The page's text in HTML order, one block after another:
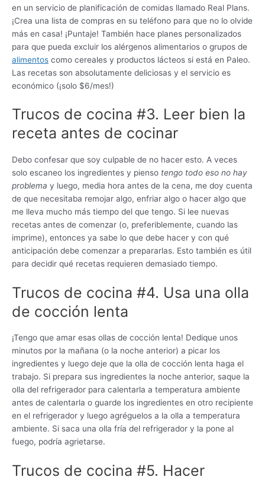
en un servicio de planificación de comidas llamado Real Plans.
¡Crea una lista de compras en su teléfono para que no lo olvide
más en casa! ¡Puntaje! También hace planes personalizados
para que pueda excluir los alérgenos alimentarios o grupos de
alimentos como cereales y productos lácteos si está en Paleo.
Las recetas son absolutamente deliciosas y el servicio es
económico (¡solo $6/mes!)
Trucos de cocina #3. Leer bien la
receta antes de cocinar
Debo confesar que soy culpable de no hacer esto. A veces
solo escaneo los ingredientes y pienso tengo todo eso no hay
problema y luego, media hora antes de la cena, me doy cuenta
de que necesitaba remojar algo, enfriar algo o hacer algo que
me lleva mucho más tiempo del que tengo. Si lee nuevas
recetas antes de comenzar (o, preferiblemente, cuando las
imprime), entonces ya sabe lo que debe hacer y con qué
anticipación debe comenzar a prepararlas. Esto también es útil
para decidir qué recetas requieren demasiado tiempo.
Trucos de cocina #4. Usa una olla
de cocción lenta
¡Tengo que amar esas ollas de cocción lenta! Dedique unos
minutos por la mañana (o la noche anterior) a picar los
ingredientes y luego deje que la olla de cocción lenta haga el
trabajo. Si prepara sus ingredientes la noche anterior, saque la
olla del refrigerador para calentarla a temperatura ambiente
antes de calentarla o guarde los ingredientes en otro recipiente
en el refrigerador y luego agréguelos a la olla a temperatura
ambiente. Si saca una olla fría del refrigerador y la pone al
fuego, podría agrietarse.
Trucos de cocina #5. Hacer